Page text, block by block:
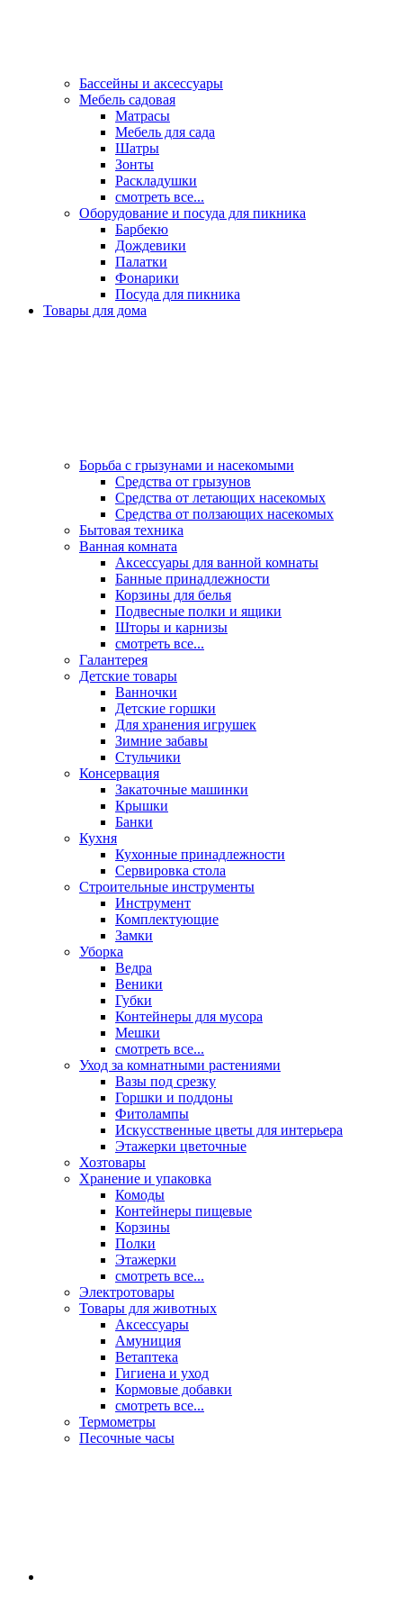
Бассейны и аксессуары
Мебель садовая
Матрасы
Мебель для сада
Шатры
Зонты
Раскладушки
смотреть все...
Оборудование и посуда для пикника
Барбекю
Дождевики
Палатки
Фонарики
Посуда для пикника
Товары для дома
Борьба с грызунами и насекомыми
Средства от грызунов
Средства от летающих насекомых
Средства от ползающих насекомых
Бытовая техника
Ванная комната
Аксессуары для ванной комнаты
Банные принадлежности
Корзины для белья
Подвесные полки и ящики
Шторы и карнизы
смотреть все...
Галантерея
Детские товары
Ванночки
Детские горшки
Для хранения игрушек
Зимние забавы
Стульчики
Консервация
Закаточные машинки
Крышки
Банки
Кухня
Кухонные принадлежности
Сервировка стола
Строительные инструменты
Инструмент
Комплектующие
Замки
Уборка
Ведра
Веники
Губки
Контейнеры для мусора
Мешки
смотреть все...
Уход за комнатными растениями
Вазы под срезку
Горшки и поддоны
Фитолампы
Искусственные цветы для интерьера
Этажерки цветочные
Хозтовары
Хранение и упаковка
Комоды
Контейнеры пищевые
Корзины
Полки
Этажерки
смотреть все...
Электротовары
Товары для животных
Аксессуары
Амуниция
Ветаптека
Гигиена и уход
Кормовые добавки
смотреть все...
Термометры
Песочные часы